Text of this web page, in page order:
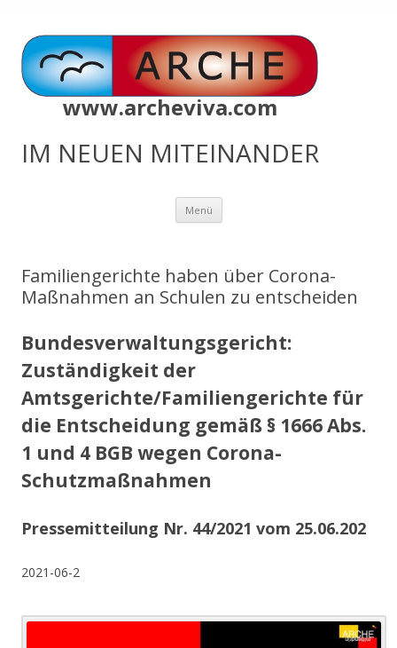
www.archeviva.com
IM NEUEN MITEINANDER
Menü Zum
springen
Familiengerichte haben über Corona-
Maßnahmen an Schulen zu entscheiden
Bundesverwaltungsgericht:
Zuständigkeit der
Amtsgerichte/Familiengerichte für
die Entscheidung gemäß § 1666 Abs.
1 und 4 BGB wegen Corona-
Schutzmaßnahmen
Pressemitteilung Nr. 44/2021 vom 25.06.202
2021-06-2